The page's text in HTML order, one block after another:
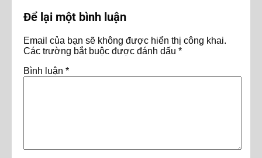
Để lại một bình luận
Email của bạn sẽ không được hiển thị công khai.
Các trường bắt buộc được đánh dấu *
Bình luận *